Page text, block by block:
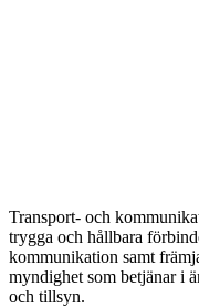
Transport- och
trygga och hållbara
kommunikation samt
myndighet som betjänar i
och tillsyn.